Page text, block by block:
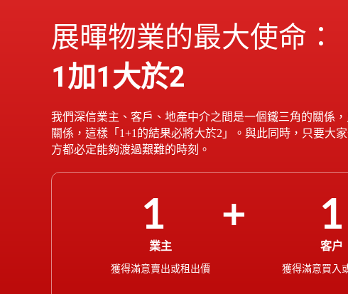
展暉物業的最大使命：
1加1大於2
我們深信業主、客戶、地產中介之間是一個鐵三角的關係
關係，這樣「1+1的結果必將大於2」。與此同時，只要大
方都必定能夠渡過艱難的時刻。
1 1
業主
獲得滿意賣出或租出價
客户
獲得滿意買入